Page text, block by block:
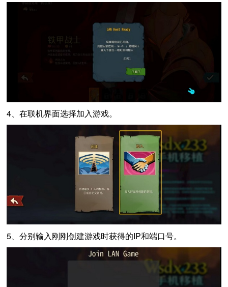
4、在联机界面选择加入游戏。
5、分别输入刚刚创建游戏时获得的IP和端口号。